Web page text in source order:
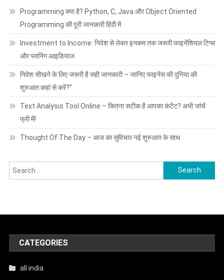
Programming क्या है? Python, C, Java और Object Oriented
Programming की पूरी जानकारी हिंदी में
Investment to Income: निवेश से लेकर इनकम तक जरूरी फाइनेंशियल टिप्स
और प्लानिंग आइडियाज
निवेश सीखने के लिए जरूरी है सही जानकारी – जानिए फाइनेंस की दुनिया की
शुरुआत कहां से करें?”
Text Analysis Tool Online – कितना सटीक है आपका कंटेंट? अभी जांचें
फ्री में!
Thought Of The Day – आज का सुविचार नई शुरुआत के साथ
Search
for:
CATEGORIES
all india